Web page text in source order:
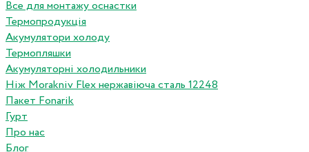
Все для монтажу оснастки
Термопродукція
Акумулятори холоду
Термопляшки
Акумуляторні холодильники
Ніж Morakniv Flex нержавіюча сталь 12248
Пакет Fonarik
Гурт
Про нас
Блог